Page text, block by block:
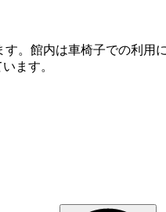
。館内は車椅子での利
ます。